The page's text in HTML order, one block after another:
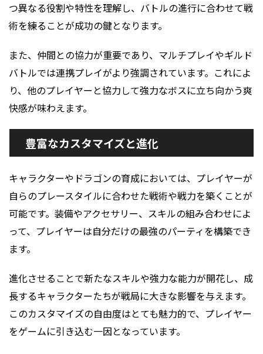
つ異なる役割や特性を理解し、バトルの進行に合わせて戦
術を練ることが成功の鍵となります。
また、仲間との協力が重要であり、マルチプレイやギルド
バトルでは連携プレイがより強調されています。これによ
り、他のプレイヤーと協力して強力なボスに立ち向かう爽
快感が味わえます。
豊富なカスタマイズと進化
キャラクターやドラゴンの育成においては、プレイヤーが
自らのプレースタイルに合わせた戦術や戦力を築くことが
可能です。装備やアクセサリー、スキルの組み合わせによ
って、プレイヤーは自分だけの最強のパーティを構築でき
ます。
進化させることで新たなスキルや強力な能力が開花し、成
長するキャラクターたちが戦局に大きな影響を与えます。
このカスタマイズの自由度はとても魅力的で、プレイヤー
をゲームに引き込む一因となっています。